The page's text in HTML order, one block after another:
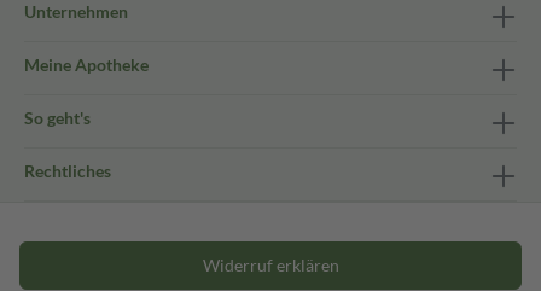
Unternehmen
Meine Apotheke
So geht's
Rechtliches
Widerruf erklären